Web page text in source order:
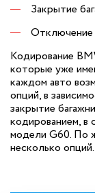
Закрытие
Отключение
Кодирование
которые уже
каждом авто
опций, в
закрытие
кодированием, в
модели G60. По
несколько опций.